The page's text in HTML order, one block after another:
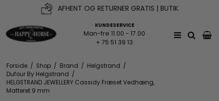
AFHENT OG RETURNER GRATIS | BUTIK
KUNDESERVICE
Man-fre 11.00 - 17.00
+ 75 51 39 13
Forside / Shop / Brand / Helgstrand /
Dufour By Helgstrand /
HELGSTRAND JEWELLERY Cassidy Fræset Vedhæng,
Matteret 9 mm